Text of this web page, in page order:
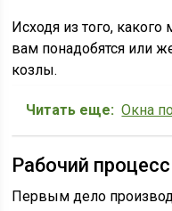
Исходя из того,
вам понадобятся или
козлы.
Читать еще: Окна
Рабочий процесс
Первым дело